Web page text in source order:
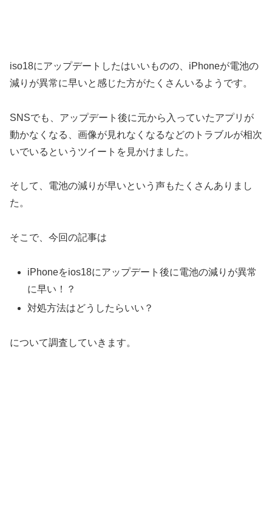
iso18にアップデートしたはいいものの、iPhoneが電池の
減りが異常に早いと感じた方がたくさんいるようです。
SNSでも、アップデート後に元から入っていたアプリが
動かなくなる、画像が見れなくなるなどのトラブルが相次
いでいるというツイートを見かけました。
そして、電池の減りが早いという声もたくさんありまし
た。
そこで、今回の記事は
iPhoneをios18にアップデート後に電池の減りが異常
に早い！？
対処方法はどうしたらいい？
について調査していきます。